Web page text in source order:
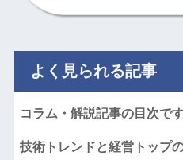
よく見られる記事
コラム・解説記事の目次で
技術トレンドと経営トップ